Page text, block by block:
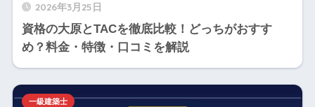
2026年3月25日
資格の大原とTACを徹底比較！どっちがおすす
め？料金・特徴・口コミを解説
一級建築士